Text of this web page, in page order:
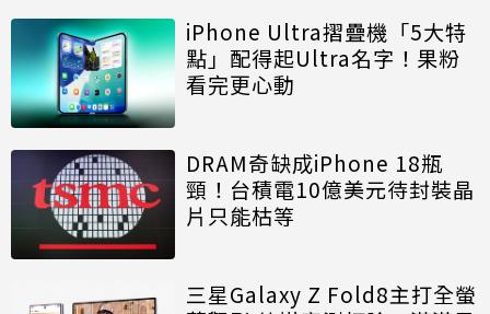
iPhone Ultra摺疊機「5大特
點」配得起Ultra名字！果粉
看完更心動
DRAM奇缺成iPhone 18瓶
頸！台積電10億美元待封裝晶
片只能枯等
三星Galaxy Z Fold8主打全螢